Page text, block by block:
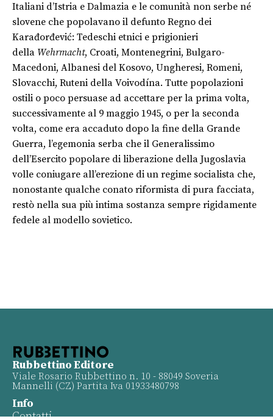
Italiani d’Istria e Dalmazia e le comunità non serbe né
slovene che popolavano il defunto Regno dei
Karađorđević: Tedeschi etnici e prigionieri
della Wehrmacht, Croati, Montenegrini, Bulgaro-
Macedoni, Albanesi del Kosovo, Ungheresi, Romeni,
Slovacchi, Ruteni della Voivodína. Tutte popolazioni
ostili o poco persuase ad accettare per la prima volta,
successivamente al 9 maggio 1945, o per la seconda
volta, come era accaduto dopo la fine della Grande
Guerra, l’egemonia serba che il Generalissimo
dell’Esercito popolare di liberazione della Jugoslavia
volle coniugare all’erezione di un regime socialista che,
nonostante qualche conato riformista di pura facciata,
restò nella sua più intima sostanza sempre rigidamente
fedele al modello sovietico.
Rubbettino Editore
Viale Rosario Rubbettino n. 10 - 88049 Soveria
Mannelli (CZ) Partita Iva 01933480798
Info